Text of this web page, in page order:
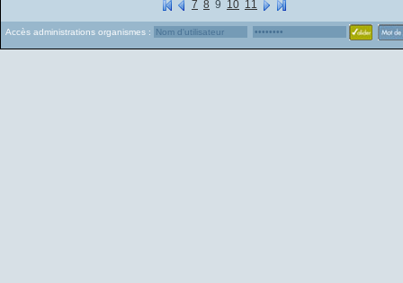
7 8 9 10 11
Accès administrations organismes :